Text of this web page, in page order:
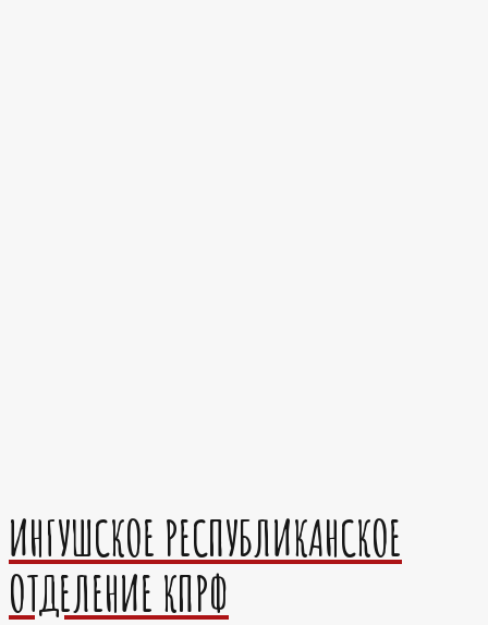
ИНГУШСКОЕ РЕСПУБЛИКАНСКОЕ
ОТДЕЛЕНИЕ КПРФ